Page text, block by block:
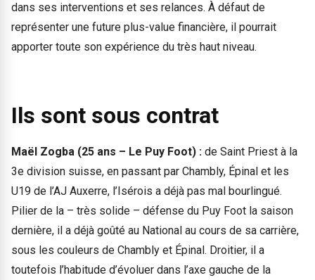
dans ses interventions et ses relances. À défaut de
représenter une future plus-value financière, il pourrait
apporter toute son expérience du très haut niveau.
Ils sont sous contrat
Maël Zogba (25 ans – Le Puy Foot) : de Saint Priest à la
3e division suisse, en passant par Chambly, Épinal et les
U19 de l’AJ Auxerre, l’Isérois a déjà pas mal bourlingué.
Pilier de la – très solide – défense du Puy Foot la saison
dernière, il a déjà goûté au National au cours de sa carrière,
sous les couleurs de Chambly et Épinal. Droitier, il a
toutefois l’habitude d’évoluer dans l’axe gauche de la